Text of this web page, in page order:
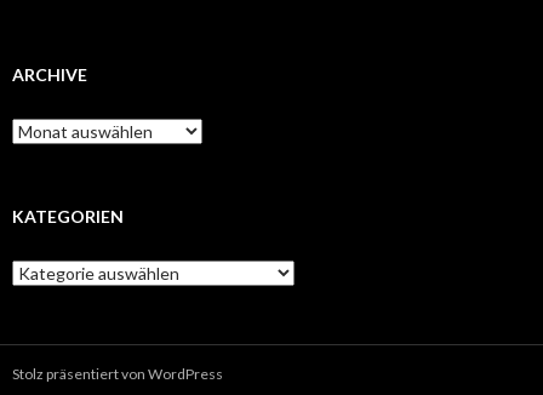
ARCHIVE
A
r
i
e
KATEGORIEN
K
a
o
Stolz präsentiert von WordPress